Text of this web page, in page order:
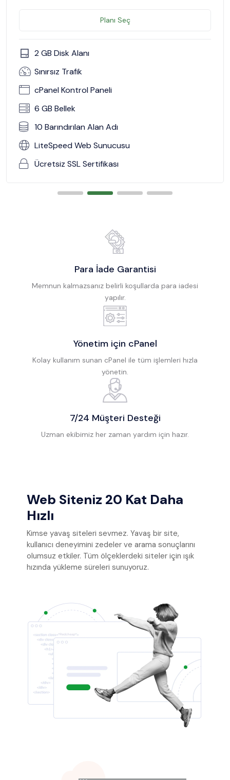
Planı Seç
2 GB Disk Alanı
Sınırsız Trafik
cPanel Kontrol Paneli
6 GB Bellek
10 Barındırılan Alan Adı
LiteSpeed Web Sunucusu
Ücretsiz SSL Sertifikası
Para İade Garantisi
Memnun kalmazsanız belirli koşullarda para iadesi
yapılır.
Yönetim için cPanel
Kolay kullanım sunan cPanel ile tüm işlemleri hızla
yönetin.
7/24 Müşteri Desteği
Uzman ekibimiz her zaman yardım için hazır.
Web Siteniz 20 Kat Daha
Hızlı
Kimse yavaş siteleri sevmez. Yavaş bir site,
kullanıcı deneyimini zedeler ve arama sonuçlarını
olumsuz etkiler. Tüm ölçeklerdeki siteler için ışık
hızında yükleme süreleri sunuyoruz.